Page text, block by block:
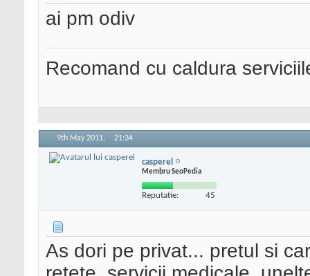
ai pm odiv
Recomand cu caldura
9th May 2011, 21:34
casperel
Membru SeoPedia
Reputatie: 45
As dori pe privat... pretul si